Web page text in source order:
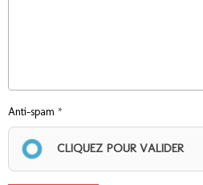
Anti-spam
CLIQUEZ POUR VALIDER